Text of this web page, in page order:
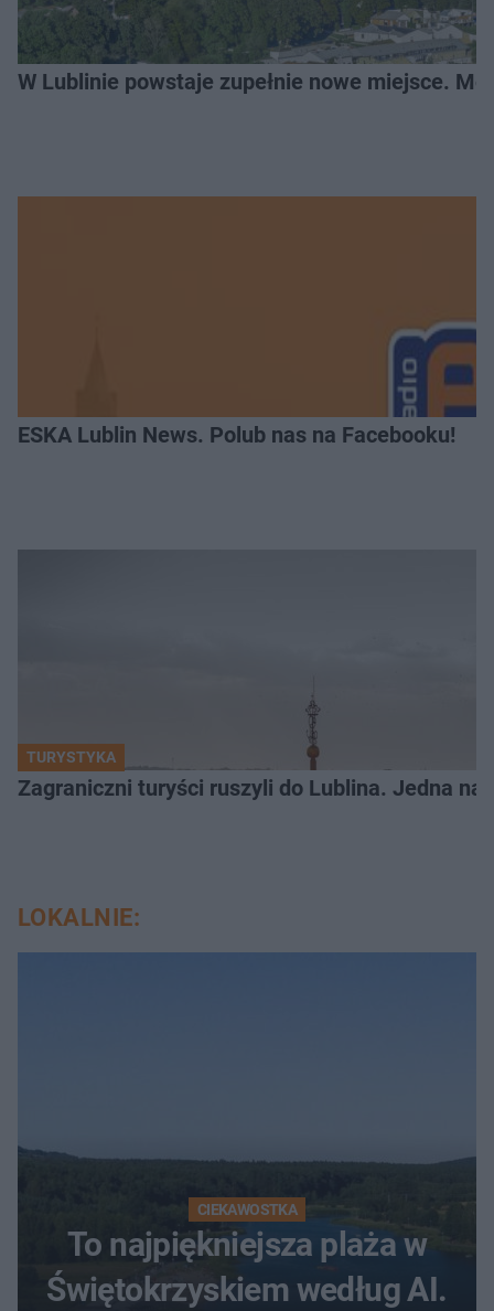
W Lublinie powstaje zupełnie nowe miejsce.
ESKA Lublin News. Polub nas na Facebooku!
TURYSTYKA
Zagraniczni turyści ruszyli do Lublina. Jedna
LOKALNIE:
CIEKAWOSTKA
To najpiękniejsza plaża w
Świętokrzyskiem według AI.